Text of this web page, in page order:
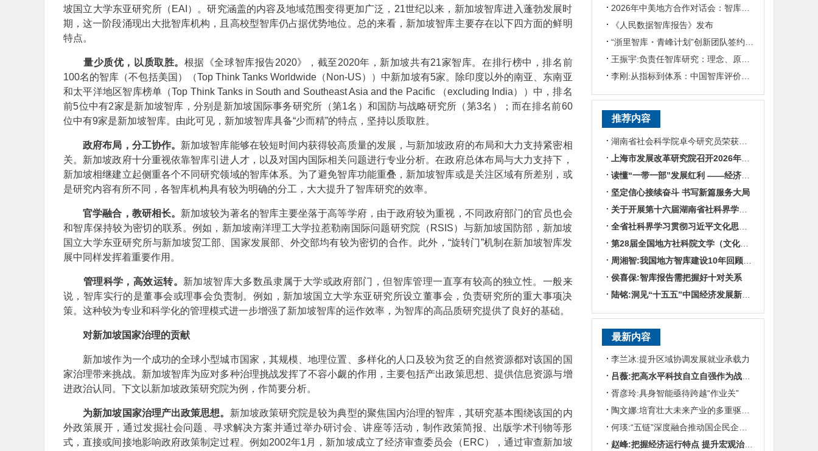
坡国立大学东亚研究所（EAI）。研究涵盖的内容及地域范围变得更加广泛，21世纪以来，新加坡智库进入蓬勃发展时
期，这一阶段涌现出大批智库机构，且高校型智库仍占据优势地位。总的来看，新加坡智库主要存在以下四方面的鲜明
特点。
量少质优，以质取胜。 根据《全球智库报告2020》，截至2020年，新加坡共有21家智库。在排行榜中，排名前
100名的智库（不包括美国）（Top Think Tanks Worldwide（Non-US））中新加坡有5家。除印度以外的南亚、东南亚
和太平洋地区智库榜单（Top Think Tanks in South and Southeast Asia and the Pacific （excluding India））中，排名
前5位中有2家是新加坡智库，分别是新加坡国际事务研究所（第1名）和国防与战略研究所（第3名）；而在排名前60
位中有9家是新加坡智库。由此可见，新加坡智库具备“少而精”的特点，坚持以质取胜。
政府布局，分工协作。 新加坡智库能够在较短时间内获得较高质量的发展，与新加坡政府的布局和大力支持紧密相
关。新加坡政府十分重视依靠智库引进人才，以及对国内国际相关问题进行专业分析。在政府总体布局与大力支持下，
新加坡相继建立起侧重各个不同研究领域的智库体系。为了避免智库功能重叠，新加坡智库或是关注区域有所差别，或
是研究内容有所不同，各智库机构具有较为明确的分工，大大提升了智库研究的效率。
官学融合，教研相长。 新加坡较为著名的智库主要坐落于高等学府，由于政府较为重视，不同政府部门的官员也会
和智库保持较为密切的联系。例如，新加坡南洋理工大学拉惹勒南国际问题研究院（RSIS）与新加坡国防部，新加坡
国立大学东亚研究所与新加坡贸工部、国家发展部、外交部均有较为密切的合作。此外，“旋转门”机制在新加坡智库发
展中同样发挥着重要作用。
管理科学，高效运转。 新加坡智库大多数虽隶属于大学或政府部门，但智库管理一直享有较高的独立性。一般来
说，智库实行的是董事会或理事会负责制。例如，新加坡国立大学东亚研究所设立董事会，负责研究所的重大事项决
策。这种较为专业和科学化的管理模式进一步增强了新加坡智库的运作效率，为智库的高品质研究提供了良好的基础。
对新加坡国家治理的贡献
新加坡作为一个成功的全球小型城市国家，其规模、地理位置、多样化的人口及较为贫乏的自然资源都对该国的国
家治理带来挑战。新加坡智库为应对多种治理挑战发挥了不容小觑的作用，主要包括产出政策思想、提供信息资源与增
进政治认同。下文以新加坡政策研究院为例，作简要分析。
为新加坡国家治理产出政策思想。 新加坡政策研究院是较为典型的聚焦国内治理的智库，其研究基本围绕该国的内
外政策展开，通过发掘社会问题、寻求解决方案并通过举办研讨会、讲座等活动，制作政策简报、出版学术刊物等形
式，直接或间接地影响政府政策制定过程。例如2002年1月，新加坡成立了经济审查委员会（ERC），通过审查新加坡
2026年中美地方合作对话会：智库对话会举行
《人民数据智库报告》发布
王振宇:负责任智库研究：理念、原则与实践路径
推荐内容
湖南省社会科学院卓今研究员荣获第九届鲁迅文学奖
上海市发展改革研究院召开2026年半年度工作会议
读懂“一带一部”发展红利 ——经济学专家谈湖南区位优势
坚定信心接续奋斗 书写新篇服务大局
关于开展第十六届湖南省社科界学术年会征文活动的通知
第28届全国地方社科院文学（文化）所所长联席会暨“数智时代地方文化IP建设”学术研讨
周湘智:我国地方智库建设10年回顾与展望
侯喜保:智库报告需把握好十对关系
陆铭:洞见“十五五”中国经济发展新趋势——对话上海交通大学中国发展研究院执行院长陆铭
最新内容
李兰冰:提升区域协调发展就业承载力
吕薇:把高水平科技自立自强作为战略支撑
胥彦玲:具身智能亟待跨越“作业关”
陶文娜:培育壮大未来产业的多重驱动机制
何瑛:“五链”深度融合推动国企民企协同发展
赵峰:把握经济运行特点 提升宏观治理效能